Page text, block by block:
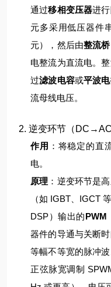
通过移相变压器进
元多采用低压器件
元），然后由整流桥
电整流为直流电。
过滤波电容或平波
流母线电压。
2. 逆变环节（DC→AC
作用 ：将稳定的直
电。
原理 ： 逆变环节是
（如 IGBT、IGCT
DSP）输出的PWM
器件的导通与关断
等幅不等宽的脉冲波
正弦脉宽调制